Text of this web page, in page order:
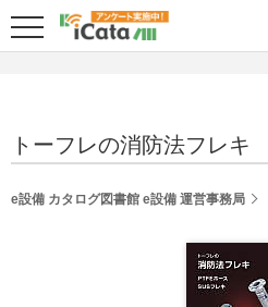
トーフレの消防法フレキ
e設備 カタログ図書館 e設備 運営事務局